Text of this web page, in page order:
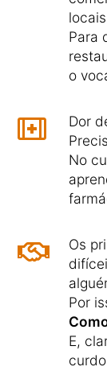
Para
o
Dor
No
Os
Por
E,